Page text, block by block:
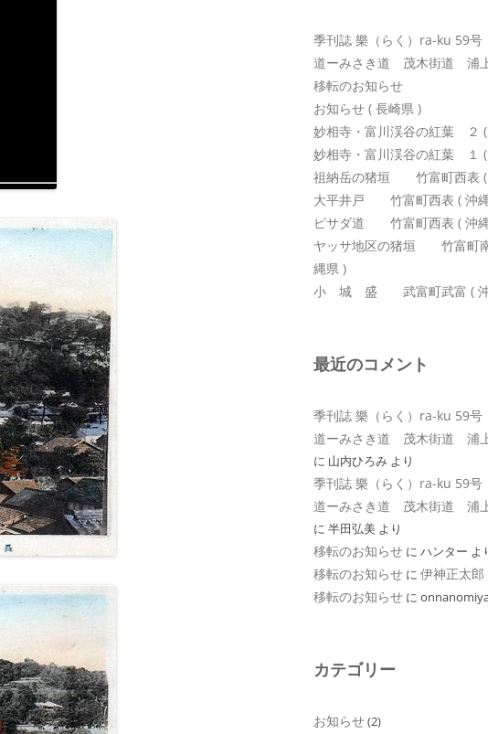
季刊誌 樂（らく）ra-ku 59
道ーみさき道 茂木街道 浦
移転のお知らせ
お知らせ ( 長崎県 )
妙相寺・富川渓谷の紅葉 ２
妙相寺・富川渓谷の紅葉 １
祖納岳の猪垣 竹富町西表 (
大平井戸 竹富町西表 ( 沖
ピサダ道 竹富町西表 ( 沖
ヤッサ地区の猪垣 竹富町
縄県 )
小 城 盛 武富町武富 ( 沖
最近のコメント
季刊誌 樂（らく）ra-ku 59
道ーみさき道 茂木街道 浦
に 山内ひろみ より
季刊誌 樂（らく）ra-ku 59
道ーみさき道 茂木街道 浦
に 半田弘美 より
移転のお知らせ に ハンター よ
移転のお知らせ に 伊神正太郎
移転のお知らせ に
カテゴリー
お知らせ(2)